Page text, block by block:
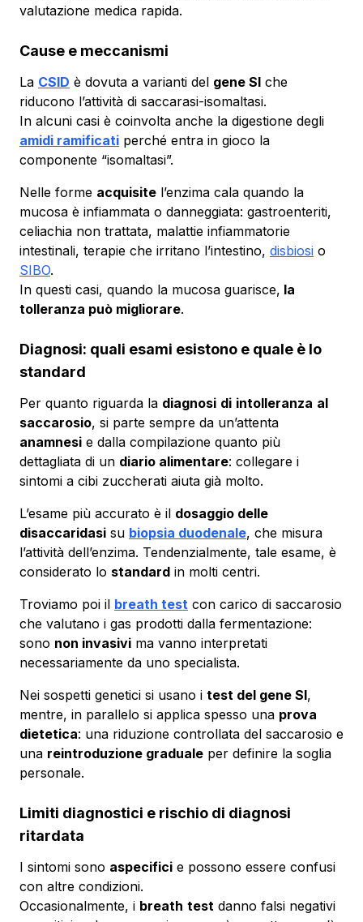
valutazione medica rapida.
Cause e meccanismi
La CSID è dovuta a varianti del gene SI che
riducono l’attività di saccarasi-isomaltasi.
In alcuni casi è coinvolta anche la digestione degli
amidi ramificati perché entra in gioco la
componente “isomaltasi”.
Nelle forme acquisite l’enzima cala quando la
mucosa è infiammata o danneggiata: gastroenteriti,
celiachia non trattata, malattie infiammatorie
intestinali, terapie che irritano l’intestino, disbiosi o
SIBO.
In questi casi, quando la mucosa guarisce, la
tolleranza può migliorare.
Diagnosi: quali esami esistono e quale è lo
standard
Per quanto riguarda la diagnosi di intolleranza al
saccarosio, si parte sempre da un’attenta
anamnesi e dalla compilazione quanto più
dettagliata di un diario alimentare: collegare i
sintomi a cibi zuccherati aiuta già molto.
L’esame più accurato è il dosaggio delle
disaccaridasi su biopsia duodenale, che misura
l’attività dell’enzima. Tendenzialmente, tale esame, è
considerato lo standard in molti centri.
Troviamo poi il breath test con carico di saccarosio
che valutano i gas prodotti dalla fermentazione:
sono non invasivi ma vanno interpretati
necessariamente da uno specialista.
Nei sospetti genetici si usano i test del gene SI,
mentre, in parallelo si applica spesso una prova
dietetica: una riduzione controllata del saccarosio e
una reintroduzione graduale per definire la soglia
personale.
Limiti diagnostici e rischio di diagnosi
ritardata
I sintomi sono aspecifici e possono essere confusi
con altre condizioni.
Occasionalmente, i breath test danno falsi negativi